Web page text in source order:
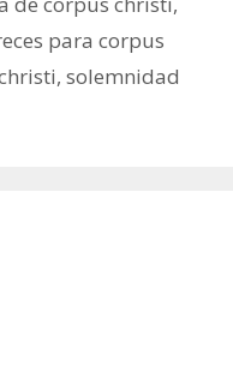
para corpus
, solemnidad